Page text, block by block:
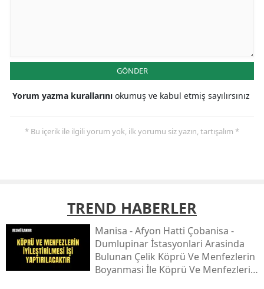
GÖNDER
Yorum yazma kurallarını okumuş ve kabul etmiş sayılırsınız
* Bu içerik ile ilgili yorum yok, ilk yorumu siz yazın, tartışalım *
TREND HABERLER
Mani̇sa - Afyon Hatti Çobani̇sa -
Dumlupinar İstasyonlari Arasinda
Bulunan Çeli̇k Köprü Ve Menfezleri̇n
Boyanmasi İle Köprü Ve Menfezleri̇n